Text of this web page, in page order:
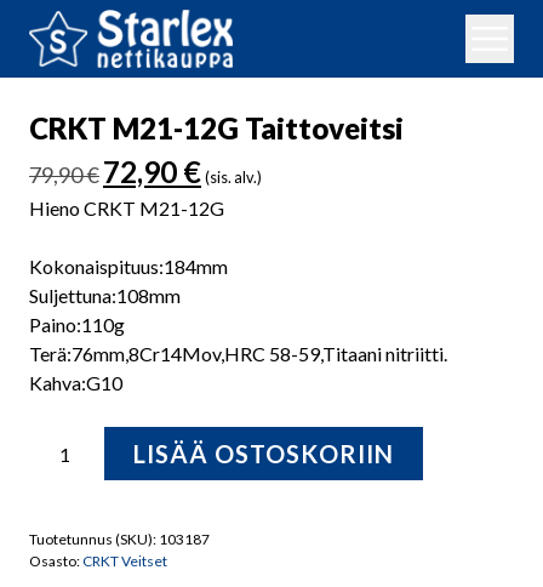
CRKT M21-12G Taittoveitsi
79,90€ Alkuperäinen
hinta
oli:
72,90 €Nykyinen
hinta
on:
(sis. alv.)
Hieno CRKT M21-12G
Kokonaispituus:184mm
Suljettuna:108mm
Paino:110g
Terä:76mm,8Cr14Mov,HRC 58-59,Titaani nitriitti.
Kahva:G10
M21-
määrä
LISÄÄ OSTOSKORIIN
Tuotetunnus (SKU): 103187
Osasto:CRKT Veitset